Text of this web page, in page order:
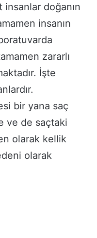
insanlar doğanın
insanın
zararlı
İşte
bir yana saç
ve de saçtaki
olarak kellik
olarak